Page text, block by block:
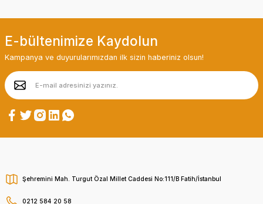
E-bültenimize Kaydolun
Kampanya ve duyurularımızdan ilk sizin haberiniz olsun!
Şehremini Mah. Turgut Özal Millet Caddesi No:111/B Fatih/İstanbul
0212 584 20 58